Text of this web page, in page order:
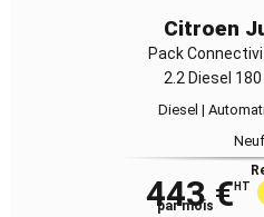
Citroen
Pack
2.2 Diesel
Diesel |
Neuf
443 € HT
par mois